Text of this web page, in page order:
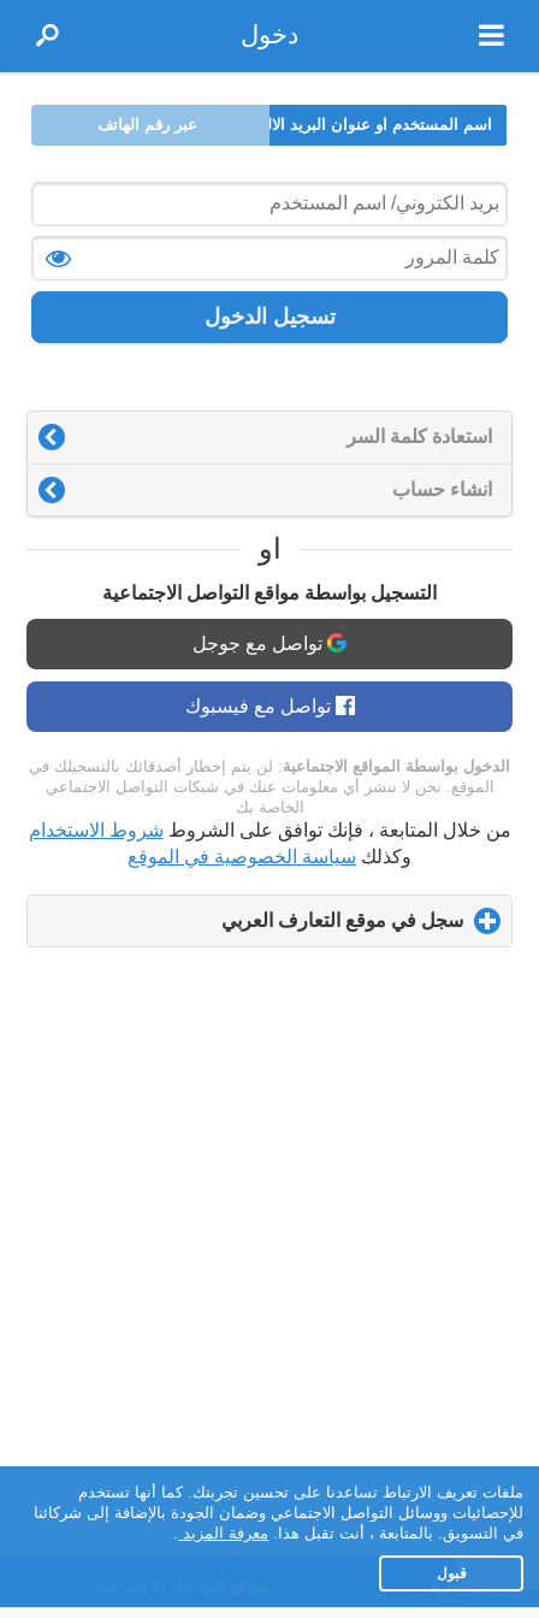
دخول
اسم المستخدم او عنوان البريد الالكتروني عبر رقم الهاتف
تسجيل الدخول
استعادة كلمة السر
انشاء حساب
او
التسجيل بواسطة مواقع التواصل الاجتماعية
تواصل مع جوجل
تواصل مع فيسبوك
الدخول بواسطة المواقع الاجتماعية: لن يتم إخطار أصدقائك بالتسجيلك في
الموقع. نحن لا ننشر أي معلومات عنك في شبكات التواصل الاجتماعي
الخاصة بك
من خلال المتابعة ، فإنك توافق على الشروط شروط الاستخدام
وكذلك سياسة الخصوصية في الموقع
سجل في موقع التعارف العربي
to
تطبيق تعارف
ملفات تعريف الارتباط تساعدنا على تحسين تجربتك. كما أنها تستخدم
للإحصائيات ووسائل التواصل الاجتماعي وضمان الجودة بالإضافة إلى شركائنا
في التسويق. بالمتابعة ، أنت تقبل هذا. معرفة المزيد .
قبول